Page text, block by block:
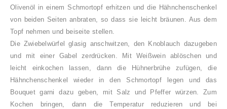
Olivenöl in einem Schmortopf erhitzen und die Hähnchenschenkel
von beiden Seiten anbraten, so dass sie leicht bräunen. Aus dem
Topf nehmen und beiseite stellen.
Die Zwiebelwürfel glasig anschwitzen, den Knoblauch dazugeben
und mit einer Gabel zerdrücken. Mit Weißwein ablöschen und
leicht einkochen lassen, dann die Hühnerbrühe zufügen, die
Hähnchenschenkel wieder in den Schmortopf legen und das
Bouquet garni dazu geben, mit Salz und Pfeffer würzen. Zum
Kochen bringen, dann die Temperatur reduzieren und bei